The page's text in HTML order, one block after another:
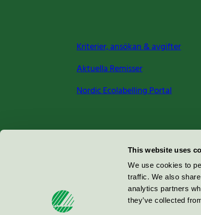
This website uses
We use cookies to
traffic. We also
analytics partners
they’ve collected
Kriterier, ansökan & avgifter
Aktuella Remisser
Nordic Ecolabelling Portal
Miljömärkning Sverige AB
100 64